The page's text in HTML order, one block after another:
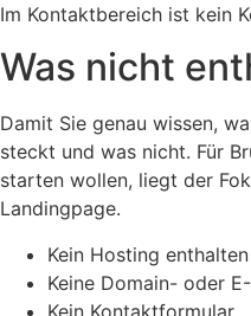
Im Kontaktbereich ist kein
Was nicht
Damit Sie genau wissen,
steckt und was nicht. Für
starten wollen, liegt der
Landingpage.
Kein Hosting enthalten
Keine Domain- oder
Kein Kontaktformular